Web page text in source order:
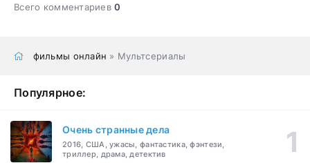
Всего комментариев0
фильмы онлайн » Мультсериалы
Популярное:
Очень странные дела
2016, США, ужасы, фантастика, фэнтези,
триллер, драма, детектив